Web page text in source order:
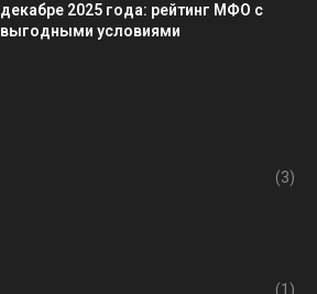
декабре 2025 года: рейтинг МФО с
выгодными условиями
(3)
(1)